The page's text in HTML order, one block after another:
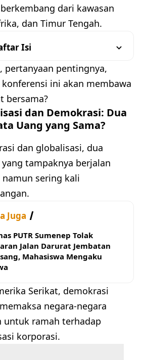
dari kawasan
dan Timur Tengah.
Isi
pertanyaan pentingnya,
ini akan membawa
bersama?
dan Demokrasi: Dua
Uang yang Sama?
dan globalisasi, dua
tampaknya berjalan
namun sering kali
Juga
PUTR Sumenep Tolak
Jalan Darurat Jembatan
Mahasiswa Mengaku
Serikat, demokrasi
negara-negara
untuk ramah terhadap
korporasi.